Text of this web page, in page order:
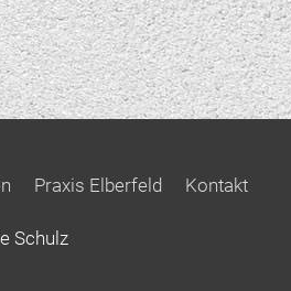
Praxis Elberfeld Kontakt
Schulz